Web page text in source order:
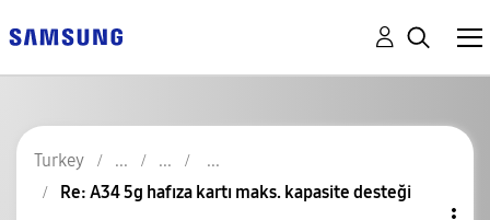
Turkey
Re: A34 5g hafıza kartı maks. kapasite desteği